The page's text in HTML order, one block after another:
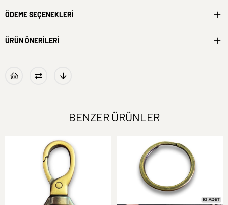
ÖDEME SEÇENEKLERI
ÜRÜN ÖNERILERI
BENZER ÜRÜNLER